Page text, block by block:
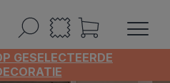
GESELECTEERDE